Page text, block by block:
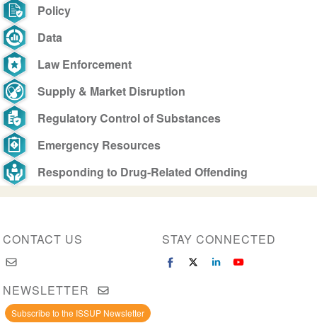
Policy
Data
Law Enforcement
Supply & Market Disruption
Regulatory Control of Substances
Emergency Resources
Responding to Drug-Related Offending
CONTACT US STAY CONNECTED
NEWSLETTER
Subscribe to the ISSUP Newsletter